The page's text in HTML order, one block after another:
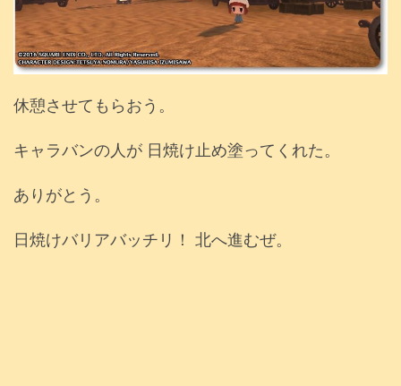
休憩させてもらおう。
キャラバンの人が 日焼け止め塗ってくれた。
ありがとう。
日焼けバリアバッチリ！ 北へ進むぜ。